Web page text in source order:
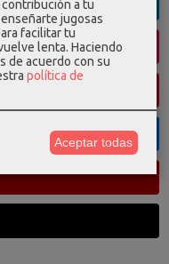
a tu
jugosas
facilitar tu
lenta. Haciendo
de acuerdo con su
política de
Aceptar todas